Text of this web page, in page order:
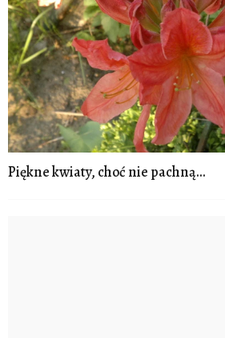
Piękne kwiaty, choć nie pachną...